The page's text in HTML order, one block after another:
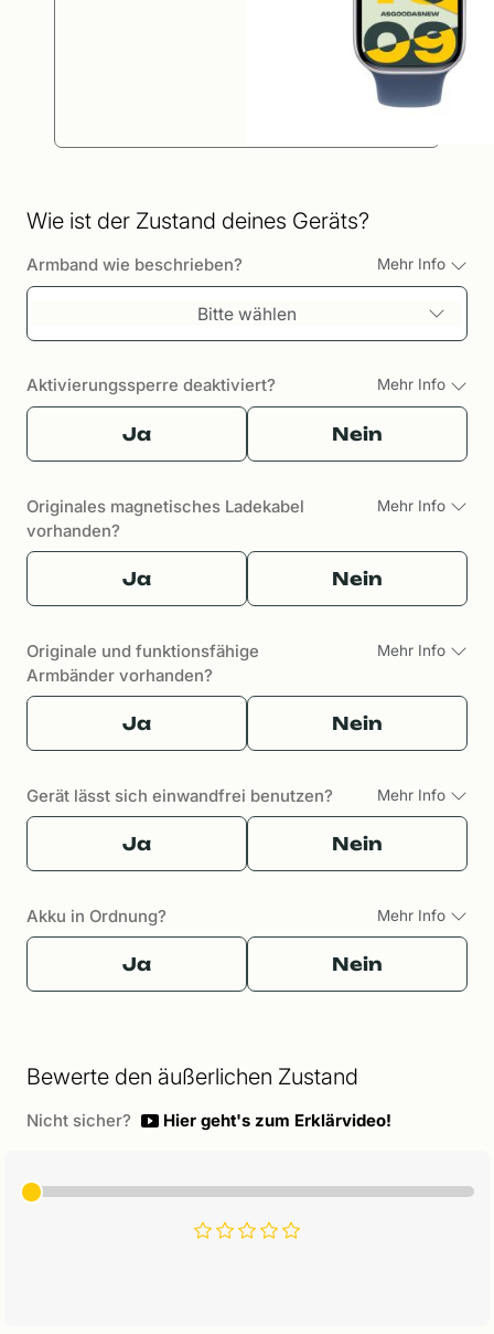
Wie ist der Zustand deines Geräts?
Armband wie beschrieben? Mehr Info
Bitte wählen
Aktivierungssperre deaktiviert? Mehr Info
Ja Nein
Originales magnetisches Ladekabel
vorhanden?
Mehr Info
Ja Nein
Originale und funktionsfähige
Armbänder vorhanden?
Mehr Info
Ja Nein
Gerät lässt sich einwandfrei benutzen? Mehr Info
Ja Nein
Akku in Ordnung? Mehr Info
Ja Nein
Bewerte den äußerlichen Zustand
Nicht sicher? Hier geht's zum Erklärvideo!